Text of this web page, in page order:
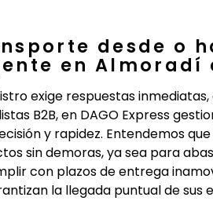
desde o
en Almoradí
exige respuestas
B2B, en DAGO Express
y rapidez. Entendemos
sin demoras, ya sea para
con plazos de entrega
la llegada puntual de sus